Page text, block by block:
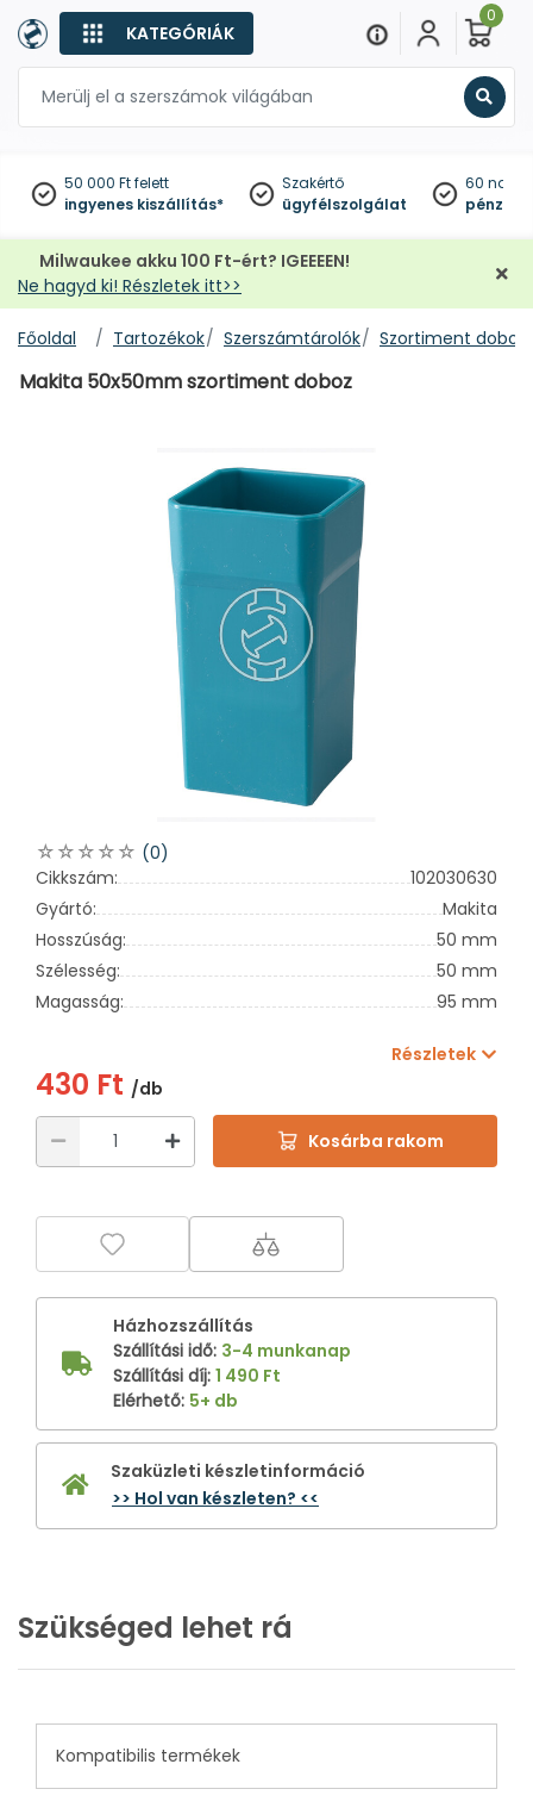
KATEGÓRIÁK
0
50 000 Ft felett
ingyenes kiszállítás*
Szakértő
ügyfélszolgálat
60
Milwaukee akku 100 Ft-ért? IGEEEEN!
Ne hagyd ki! Részletek itt>>
Főoldal Tartozékok Szerszámtárolók Szortiment
Makita 50x50mm szortiment doboz
(0)
Cikkszám:
102030630
Gyártó:
Makita
Hosszúság:
50 mm
Szélesség:
50 mm
Magasság:
95 mm
Részletek
430 Ft /db
Kosárba rakom
Házhozszállítás
Szállítási idő: 3-4 munkanap
Szállítási díj: 1 490 Ft
Elérhető: 5+ db
Szaküzleti készletinformáció
>> Hol van készleten? <<
Szükséged lehet rá
Kompatibilis termékek